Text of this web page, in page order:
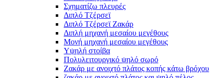
Σχηματίζω πλευρές
Διπλό Τζέρσεϊ
Διπλό Τζέρσεϊ Ζακάρ
Διπλή μηχανή μεσαίου μεγέθους
Μονή μηχανή μεσαίου μεγέθους
Υψηλή στοίβα
Πολυλειτουργικό ψηλό σωρό
Ζακάρ με ανοιχτό πλάτος κοπής κάτω βρόχου